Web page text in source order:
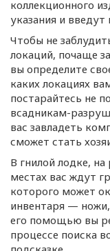
коллекционного
указания и введут
Чтобы не
локаций, почаще
вы определите
каких локациях
постарайтесь не
всадникам-
вас завладеть
сможет стать
В гнилой лодке,
местах вас ждут
которого может
инвентаря —
его помощью вы
процессе поиска